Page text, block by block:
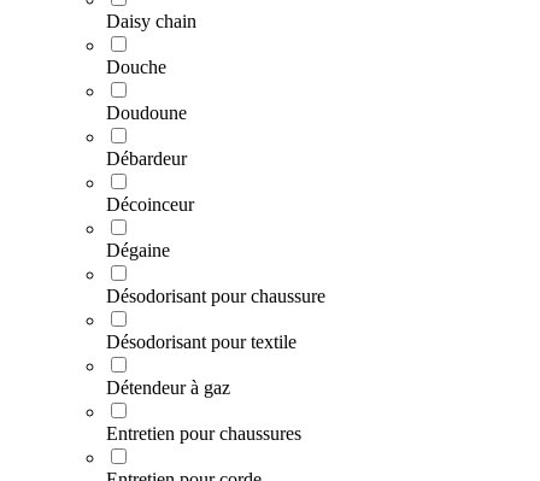
Daisy chain
Douche
Doudoune
Débardeur
Décoinceur
Dégaine
Désodorisant pour chaussure
Désodorisant pour textile
Détendeur à gaz
Entretien pour chaussures